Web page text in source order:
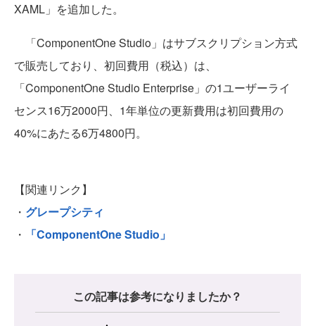
XAML」を追加した。
「ComponentOne Studio」はサブスクリプション方式
で販売しており、初回費用（税込）は、
「ComponentOne Studio Enterprise」の1ユーザーライ
センス16万2000円、1年単位の更新費用は初回費用の
40%にあたる6万4800円。
【関連リンク】
・ グレープシティ
・
「ComponentOne Studio」
この記事は参考になりましたか？